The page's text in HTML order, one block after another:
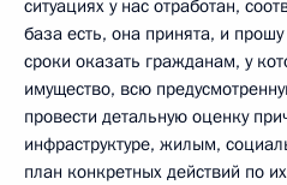
ситуациях у нас отработан,
база есть, она принята, и
сроки оказать гражданам, у
имущество, всю
провести детальную оценку
инфраструктуре, жилым,
план конкретных действий по